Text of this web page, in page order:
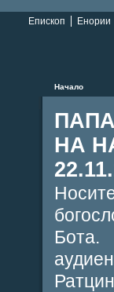
Епископ Енории
Начало
НА
Бота.